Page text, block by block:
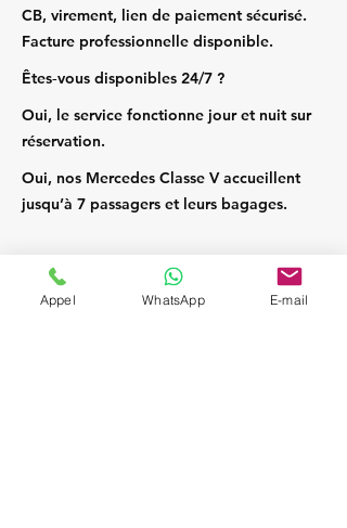
CB, virement, lien de paiement sécurisé.
Facture professionnelle disponible.
Êtes‑vous disponibles 24/7 ?
Oui, le service fonctionne jour et nuit sur
réservation.
Oui, nos Mercedes Classe V accueillent
jusqu’à 7 passagers et leurs bagages.
Appel WhatsApp E-mail